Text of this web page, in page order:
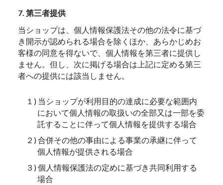
7. 第三者提供
当ショップは、個人情報保護法その他の法令に基づ
き開示が認められる場合を除くほか、あらかじめお
客様の同意を得ないで、個人情報を第三者に提供し
ません。但し、次に掲げる場合は上記に定める第三
者への提供には該当しません。
１) 当ショップが利用目的の達成に必要な範囲内
において個人情報の取扱いの全部又は一部を委
託することに伴って個人情報を提供する場合
２) 合併その他の事由による事業の承継に伴って
個人情報が提供される場合
３) 個人情報保護法の定めに基づき共同利用する
場合